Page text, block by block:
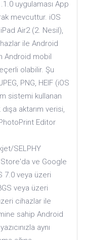
uygulaması App
mevcuttur. iOS
Air2 (2. Nesil),
ile Android
Android mobil
olabilir. Şu
PNG, HEIF (iOS
sistemi kullanan
aktarım verisi,
Editor
SELPHY
ve Google
7.0 veya üzeri
veya üzeri
cihazlar ile
sahip Android
aynı